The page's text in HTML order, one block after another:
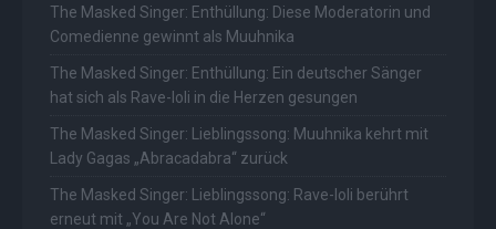
The Masked Singer: Enthüllung: Diese Moderatorin und
Comedienne gewinnt als Muuhnika
The Masked Singer: Enthüllung: Ein deutscher Sänger
hat sich als Rave-Ioli in die Herzen gesungen
The Masked Singer: Lieblingssong: Muuhnika kehrt mit
Lady Gagas „Abracadabra“ zurück
The Masked Singer: Lieblingssong: Rave-Ioli berührt
erneut mit „You Are Not Alone“